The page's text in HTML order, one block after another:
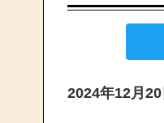
2024年12月